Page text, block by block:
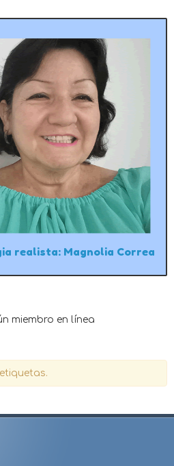
realista: Magnolia Correa
miembro en línea